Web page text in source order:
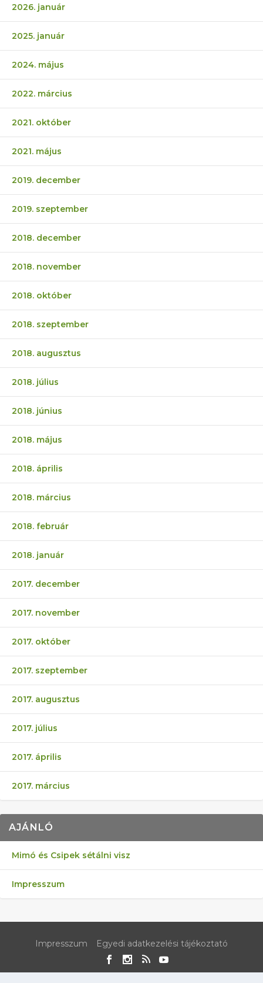
2026. január
2025. január
2024. május
2022. március
2021. október
2021. május
2019. december
2019. szeptember
2018. december
2018. november
2018. október
2018. szeptember
2018. augusztus
2018. július
2018. június
2018. május
2018. április
2018. március
2018. február
2018. január
2017. december
2017. november
2017. október
2017. szeptember
2017. augusztus
2017. július
2017. április
2017. március
AJÁNLÓ
Mimó és Csipek sétálni visz
Impresszum
Impresszum Egyedi adatkezelési tájékoztató